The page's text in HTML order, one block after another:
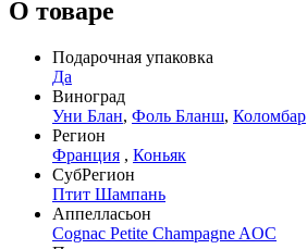
О товаре
Подарочная упаковка
Да
Виноград
Уни Блан, Фоль Бланш, Коломбар
Регион
Франция , Коньяк
СубРегион
Птит Шампань
Аппелласьон
Cognac Petite Champagne AOC